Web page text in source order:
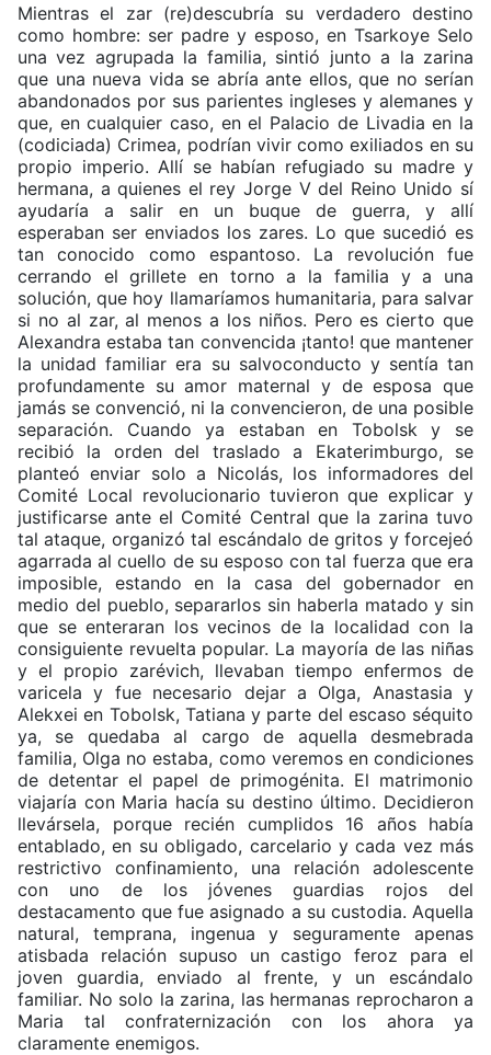
Mientras el zar (re)descubría su verdadero destino
como hombre: ser padre y esposo, en Tsarkoye Selo
una vez agrupada la familia, sintió junto a la zarina
que una nueva vida se abría ante ellos, que no serían
abandonados por sus parientes ingleses y alemanes y
que, en cualquier caso, en el Palacio de Livadia en la
(codiciada) Crimea, podrían vivir como exiliados en su
propio imperio. Allí se habían refugiado su madre y
hermana, a quienes el rey Jorge V del Reino Unido sí
ayudaría a salir en un buque de guerra, y allí
esperaban ser enviados los zares. Lo que sucedió es
tan conocido como espantoso. La revolución fue
cerrando el grillete en torno a la familia y a una
solución, que hoy llamaríamos humanitaria, para salvar
si no al zar, al menos a los niños. Pero es cierto que
Alexandra estaba tan convencida ¡tanto! que mantener
la unidad familiar era su salvoconducto y sentía tan
profundamente su amor maternal y de esposa que
jamás se convenció, ni la convencieron, de una posible
separación. Cuando ya estaban en Tobolsk y se
recibió la orden del traslado a Ekaterimburgo, se
planteó enviar solo a Nicolás, los informadores del
Comité Local revolucionario tuvieron que explicar y
justificarse ante el Comité Central que la zarina tuvo
tal ataque, organizó tal escándalo de gritos y forcejeó
agarrada al cuello de su esposo con tal fuerza que era
imposible, estando en la casa del gobernador en
medio del pueblo, separarlos sin haberla matado y sin
que se enteraran los vecinos de la localidad con la
consiguiente revuelta popular. La mayoría de las niñas
y el propio zarévich, llevaban tiempo enfermos de
varicela y fue necesario dejar a Olga, Anastasia y
Alekxei en Tobolsk, Tatiana y parte del escaso séquito
ya, se quedaba al cargo de aquella desmebrada
familia, Olga no estaba, como veremos en condiciones
de detentar el papel de primogénita. El matrimonio
viajaría con Maria hacía su destino último. Decidieron
llevársela, porque recién cumplidos 16 años había
entablado, en su obligado, carcelario y cada vez más
restrictivo confinamiento, una relación adolescente
con uno de los jóvenes guardias rojos del
destacamento que fue asignado a su custodia. Aquella
natural, temprana, ingenua y seguramente apenas
atisbada relación supuso un castigo feroz para el
joven guardia, enviado al frente, y un escándalo
familiar. No solo la zarina, las hermanas reprocharon a
Maria tal confraternización con los ahora ya
claramente enemigos.